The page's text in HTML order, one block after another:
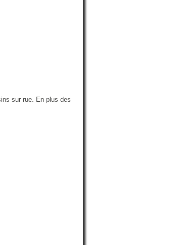
sur rue. En plus des